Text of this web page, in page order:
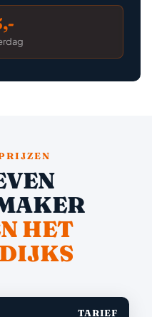
HET
TARIEF